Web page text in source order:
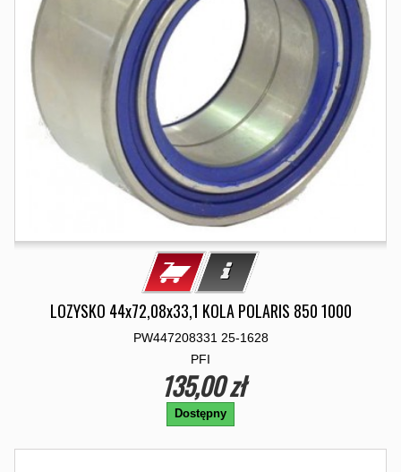
LOZYSKO 44x72,08x33,1 KOLA POLARIS 850 1000
PW447208331 25-1628
PFI
135,00 zł
Dostępny